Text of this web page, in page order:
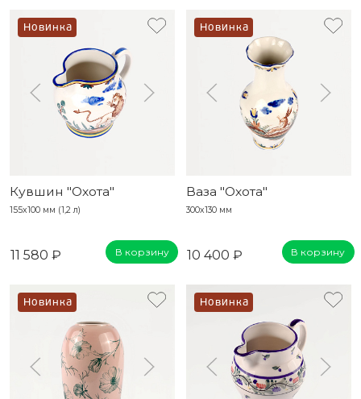
Новинка
Кувшин "Охота"
155х100 мм (1,2 л)
11 580 ₽ В корзину
Новинка
Ваза "Охота"
300х130 мм
10 400 ₽ В корзину
Новинка Новинка